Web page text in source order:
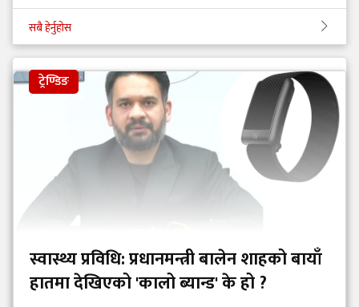
सबै हेर्नुहोस
ट्रेण्डिङ
स्वास्थ्य प्रविधि: प्रधानमन्त्री बालेन शाहको बायाँ
हातमा देखिएको 'कालो ब्यान्ड' के हो ?